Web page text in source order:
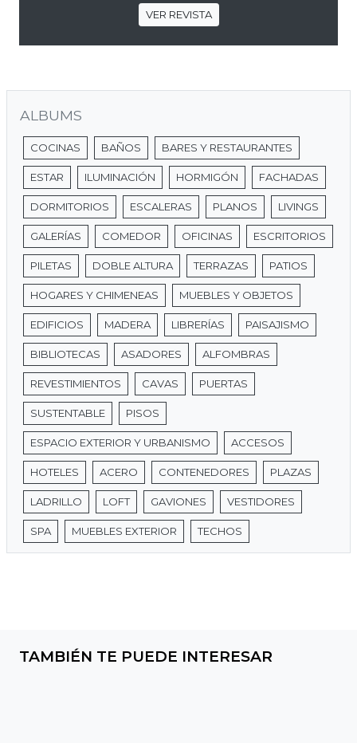
VER REVISTA
ALBUMS
COCINAS BAÑOS BARES Y RESTAURANTES
ESTAR ILUMINACIÓN HORMIGÓN FACHADAS
DORMITORIOS ESCALERAS PLANOS LIVINGS
GALERÍAS COMEDOR OFICINAS ESCRITORIOS
PILETAS DOBLE ALTURA TERRAZAS PATIOS
HOGARES Y CHIMENEAS MUEBLES Y OBJETOS
EDIFICIOS MADERA LIBRERÍAS PAISAJISMO
BIBLIOTECAS ASADORES ALFOMBRAS
REVESTIMIENTOS CAVAS PUERTAS
SUSTENTABLE PISOS
ESPACIO EXTERIOR Y URBANISMO ACCESOS
HOTELES ACERO CONTENEDORES PLAZAS
LADRILLO LOFT GAVIONES VESTIDORES
SPA MUEBLES EXTERIOR TECHOS
TAMBIÉN TE PUEDE INTERESAR